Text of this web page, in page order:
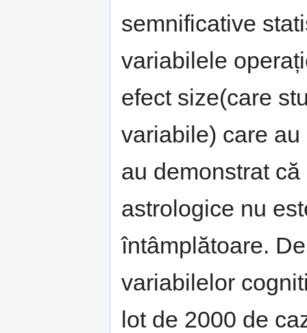
semnificative
variabilele
efect size(care
variabile) care
au demonstrat
astrologice nu
întâmplătoare.
variabilelor
lot de 2000 de